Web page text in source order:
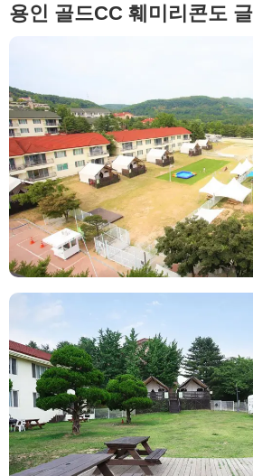
용인 골드CC 훼미리콘도